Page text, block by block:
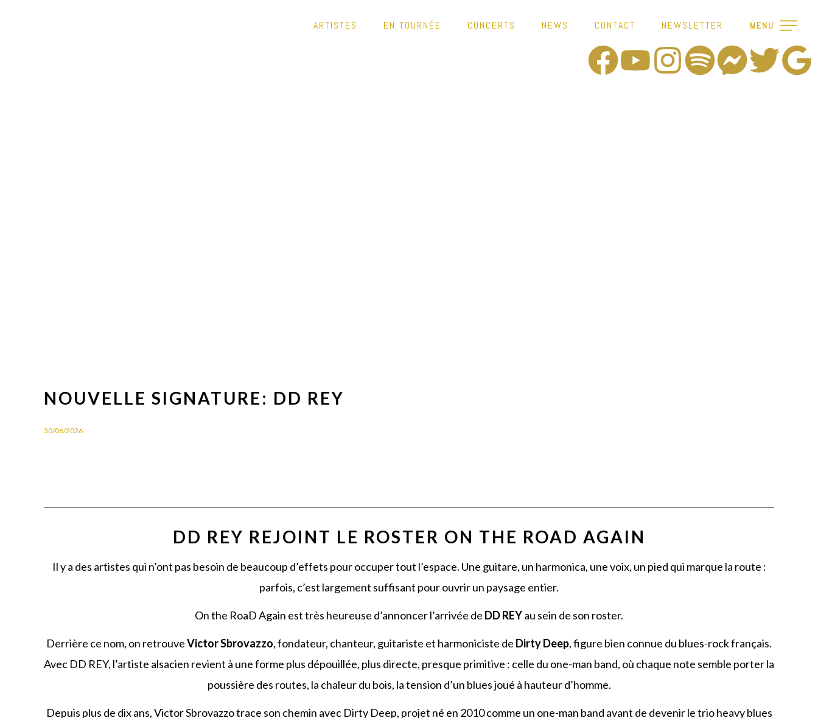
ARTISTES EN TOURNÉE CONCERTS NEWS CONTACT NEWSLETTER MENU
NOUVELLE SIGNATURE: DD REY
30/06/2026
DD REY REJOINT LE ROSTER ON THE ROAD AGAIN
Il y a des artistes qui n’ont pas besoin de beaucoup d’effets pour occuper tout l’espace. Une guitare, un harmonica, une voix, un pied qui marque la route :
parfois, c’est largement suffisant pour ouvrir un paysage entier.
On the RoaD Again est très heureuse d’annoncer l’arrivée de DD REYau sein de son roster.
Derrière ce nom, on retrouveVictor Sbrovazzo, fondateur, chanteur, guitariste et harmoniciste de Dirty Deep, figure bien connue du blues-rock français.
Avec DD REY, l’artiste alsacien revient à une forme plus dépouillée, plus directe, presque primitive : celle du one-man band, où chaque note semble porter la
poussière des routes, la chaleur du bois, la tension d’un blues joué à hauteur d’homme.
Depuis plus de dix ans, Victor Sbrovazzo trace son chemin avec Dirty Deep, projet né en 2010 comme un one-man band avant de devenir le trio heavy blues